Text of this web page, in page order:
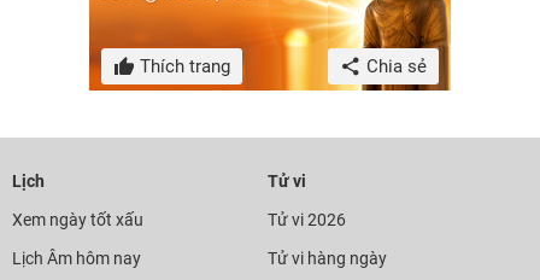
Thích trang Chia sẻ
Lịch
Xem ngày tốt xấu
Lịch Âm hôm nay
Tử vi
Tử vi 2026
Tử vi hàng ngày